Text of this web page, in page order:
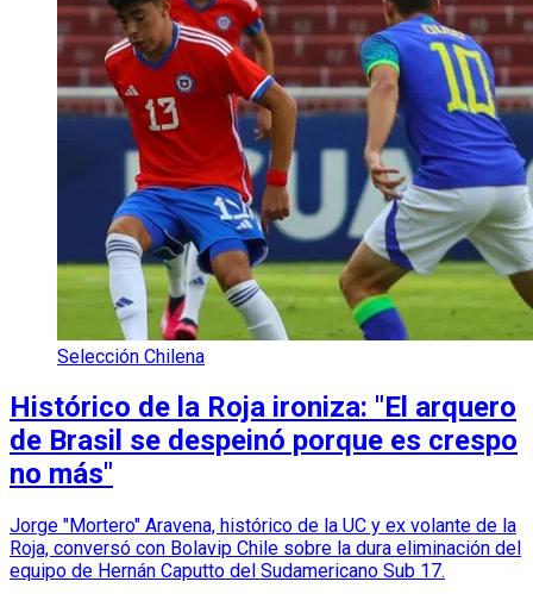
Selección Chilena
Histórico de la Roja ironiza: "El arquero
de Brasil se despeinó porque es crespo
no más"
Jorge "Mortero" Aravena, histórico de la UC y ex volante de la
Roja, conversó con Bolavip Chile sobre la dura eliminación del
equipo de Hernán Caputto del Sudamericano Sub 17.